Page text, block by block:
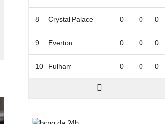
8 Crystal Palace 0 0 0
9 Everton 0 0 0
10 Fulham 0 0 0